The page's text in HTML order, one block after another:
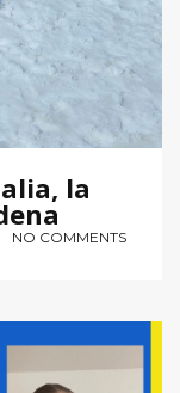
la
NO COMMENTS